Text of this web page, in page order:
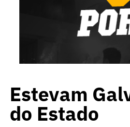
Estevam
do Estado